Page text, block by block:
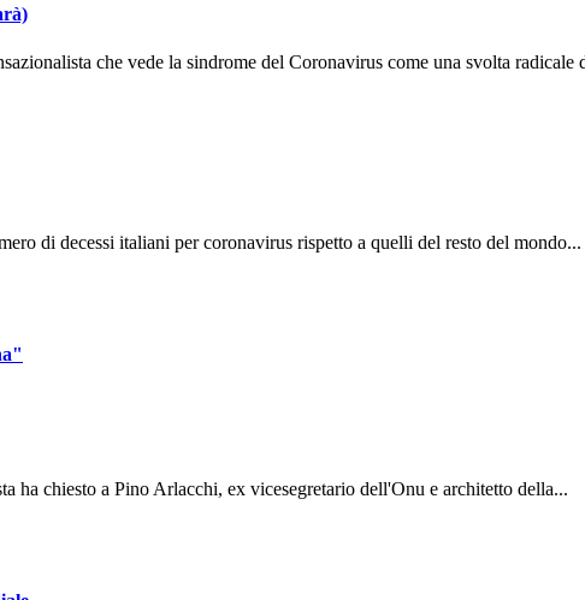
che vede la sindrome del Coronavirus come una svolta radicale
di decessi italiani per coronavirus rispetto a quelli del resto del mondo...
ha chiesto a Pino Arlacchi, ex vicesegretario dell'Onu e architetto della...